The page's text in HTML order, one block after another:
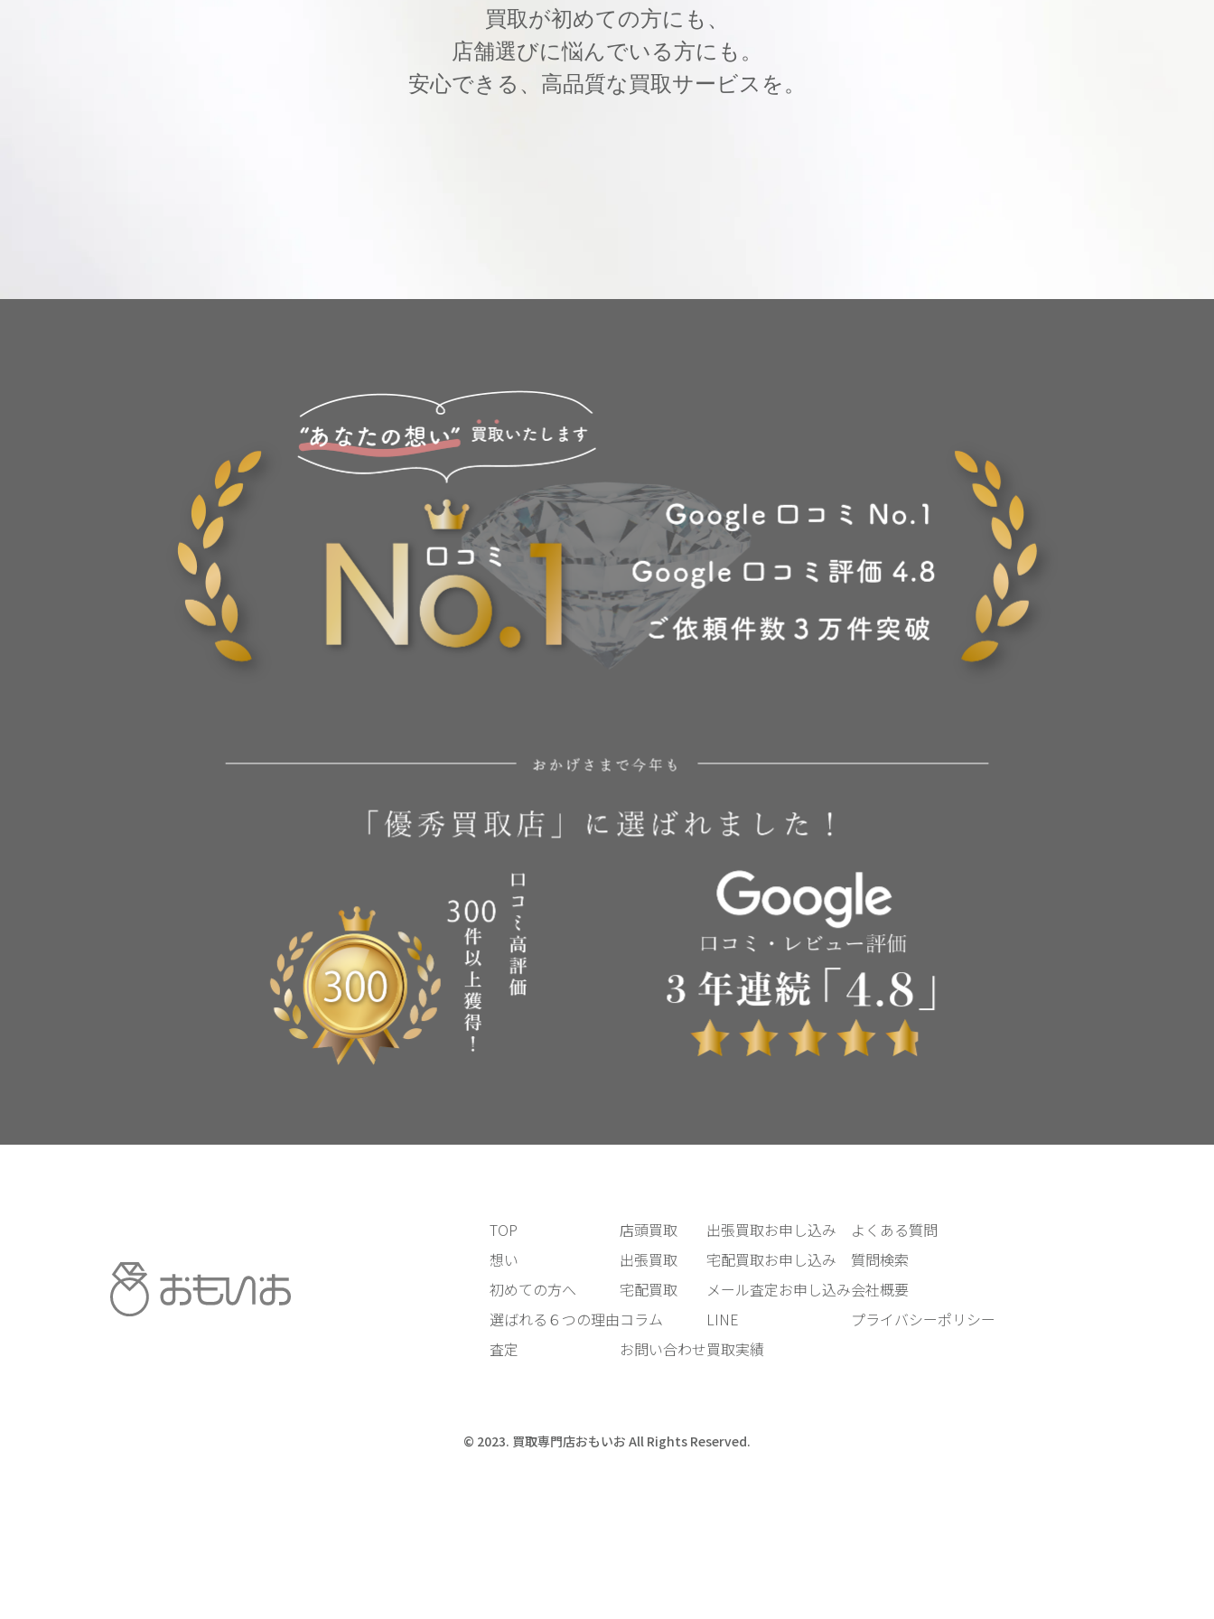
買取が初めての方にも、
店舗選びに悩んでいる方にも。
安心できる、高品質な買取サービスを。
TOP
想い
初めての方へ
選ばれる６つの理由
査定
店頭買取
出張買取
宅配買取
コラム
お問い合わせ
出張買取お申し込み
宅配買取お申し込み
メール査定お申し込み
LINE
買取実績
よくある質問
質問検索
会社概要
プライバシーポリシー
© 2023. 買取専門店おもいお All Rights Reserved.